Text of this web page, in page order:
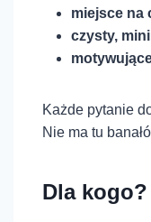
miejsce na
czysty,
Każde pytanie
Nie ma tu
Dla kogo?